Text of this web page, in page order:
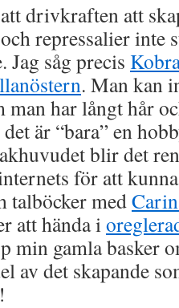
drivkraften att
repressalier inte
Jag såg precis
. Man kan
har långt hår
är “bara” en
blir det
för att
talböcker med
att hända i
min gamla basker
av det skapande